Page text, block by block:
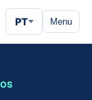
PT Menu